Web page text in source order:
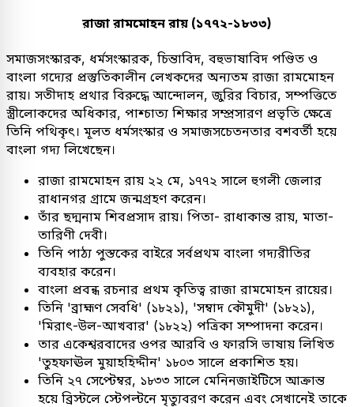
রাজা রামমোহন রায় (১৭৭২-১৮৩৩)
সমাজসংস্কারক, ধর্মসংস্কারক, চিন্তাবিদ, বহুভাষাবিদ পণ্ডিত ও
বাংলা গদ্যের প্রস্তুতিকালীন লেখকদের অন্যতম রাজা রামমোহন
রায়। সতীদাহ প্রথার বিরুদ্ধে আন্দোলন, জুরির বিচার, সম্পত্তিতে
স্ত্রীলোকদের অধিকার, পাশ্চাত্য শিক্ষার সম্প্রসারণ প্রভৃতি ক্ষেত্রে
তিনি পথিকৃৎ। মূলত ধর্মসংস্কার ও সমাজসচেতনতার বশবর্তী হয়ে
বাংলা গদ্য লিখেছেন।
রাজা রামমোহন রায় ২২ মে, ১৭৭২ সালে হুগলী জেলার
রাধানগর গ্রামে জন্মগ্রহণ করেন।
তাঁর ছদ্মনাম শিবপ্রসাদ রায়। পিতা- রাধাকান্ত রায়, মাতা-
তারিণী দেবী।
তিনি পাঠ্য পুস্তকের বাইরে সর্বপ্রথম বাংলা গদ্যরীতির
ব্যবহার করেন।
বাংলা প্রবন্ধ রচনার প্রথম কৃতিত্ব রাজা রামমোহন রায়ের।
তিনি 'ব্রাহ্মণ সেবধি' (১৮২১), 'সম্বাদ কৌমুদী' (১৮২১),
'মিরাৎ-উল-আখবার' (১৮২২) পত্রিকা সম্পাদনা করেন।
তার একেশ্বরবাদের ওপর আরবি ও ফারসি ভাষায় লিখিত
'তুহফাঊল মুয়াহহিদ্দীন' ১৮০৩ সালে প্রকাশিত হয়।
তিনি ২৭ সেপ্টেম্বর, ১৮৩৩ সালে মেনিনজাইটিসে আক্রান্ত
হয়ে ব্রিস্টলে স্টেপল্টনে মৃত্যুবরণ করেন এবং সেখানেই তাকে